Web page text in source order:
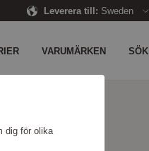
Leverera till: Sweden
VARUMÄRKEN SÖK
dig för olika